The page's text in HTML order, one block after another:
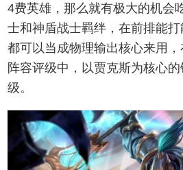
4费英雄，那么就有极大的机会
士和神盾战士羁绊，在前排能
都可以当成物理输出核心来用
阵容评级中，以贾克斯为核心
级。